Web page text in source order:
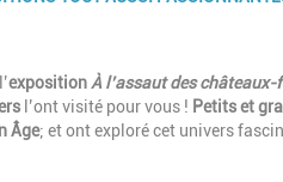
exposition À l’assaut des
l’ont visité pour vous ! Petits et
Âge; et ont exploré cet univers